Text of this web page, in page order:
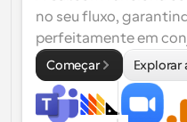
no seu fluxo,
perfeitamente em
Começar Explorar